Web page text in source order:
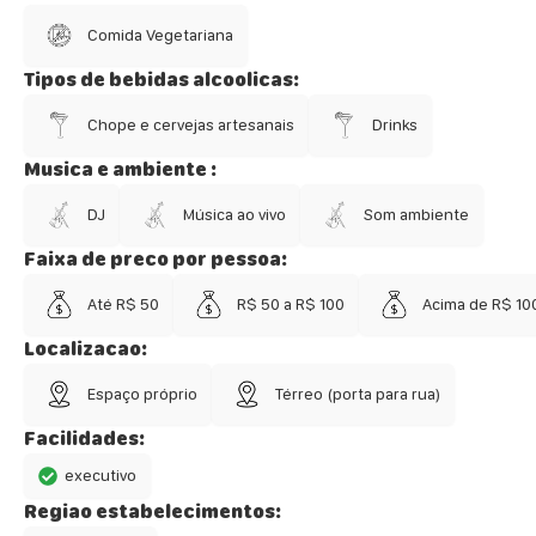
Comida Vegetariana
Tipos de bebidas alcoolicas:
Chope e cervejas artesanais Drinks
Musica e ambiente :
DJ Música ao vivo Som ambiente
Faixa de preco por pessoa:
Até R$ 50 R$ 50 a R$ 100 Acima de R$
Localizacao:
Espaço próprio Térreo (porta para rua)
Facilidades:
executivo
Regiao estabelecimentos: